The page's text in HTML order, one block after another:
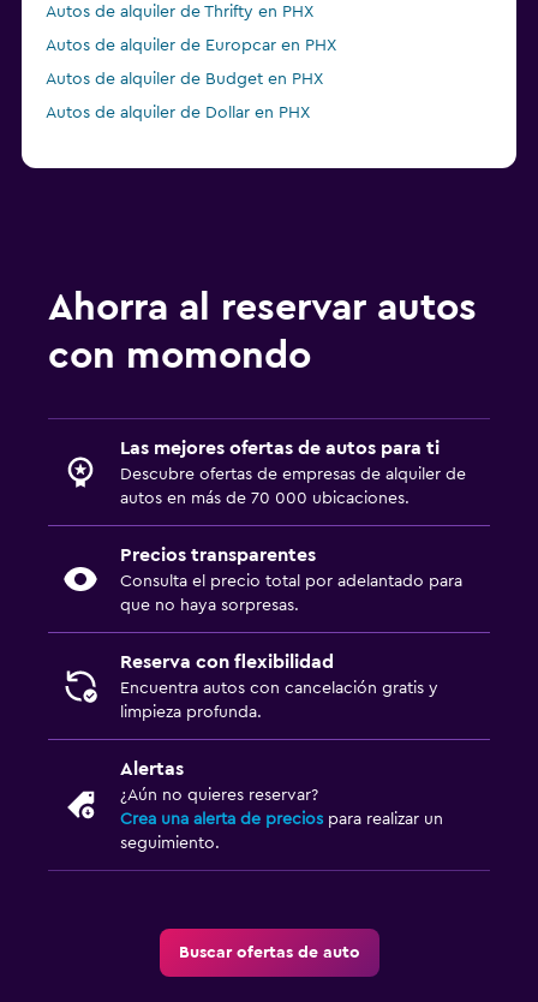
Autos de alquiler de Thrifty en PHX
Autos de alquiler de Europcar en PHX
Autos de alquiler de Budget en PHX
Autos de alquiler de Dollar en PHX
Ahorra al reservar autos
con momondo
Las mejores ofertas de autos para ti
Descubre ofertas de empresas de alquiler de
autos en más de 70 000 ubicaciones.
Precios transparentes
Consulta el precio total por adelantado para
que no haya sorpresas.
Reserva con flexibilidad
Encuentra autos con cancelación gratis y
limpieza profunda.
Alertas
¿Aún no quieres reservar?
Crea una alerta de precios para realizar un
seguimiento.
Buscar ofertas de auto